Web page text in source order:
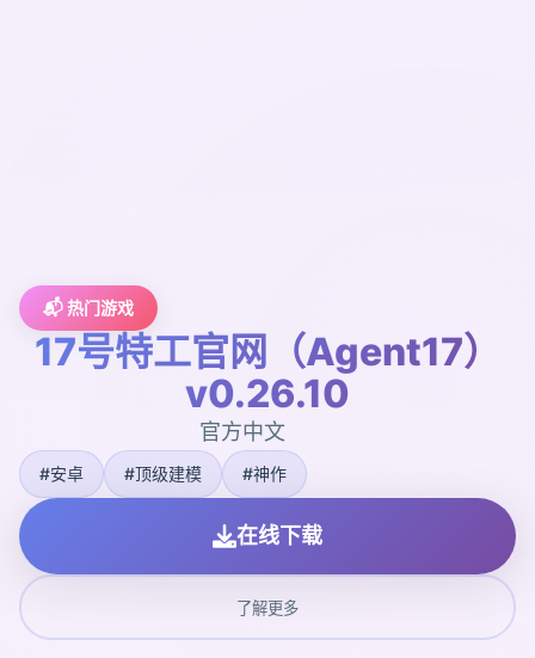
📬 热门游戏
17号特工官网（Agent17）
v0.26.10
官方中文
#安卓 #顶级建模 #神作
在线下载
了解更多